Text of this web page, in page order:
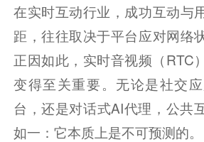
在实时互动行业，成功互动与
距，往往取决于平台应对网络
正因如此，实时音视频（RTC
变得至关重要。无论是社交
台，还是对话式AI代理，公共
如一：它本质上是不可预测的。